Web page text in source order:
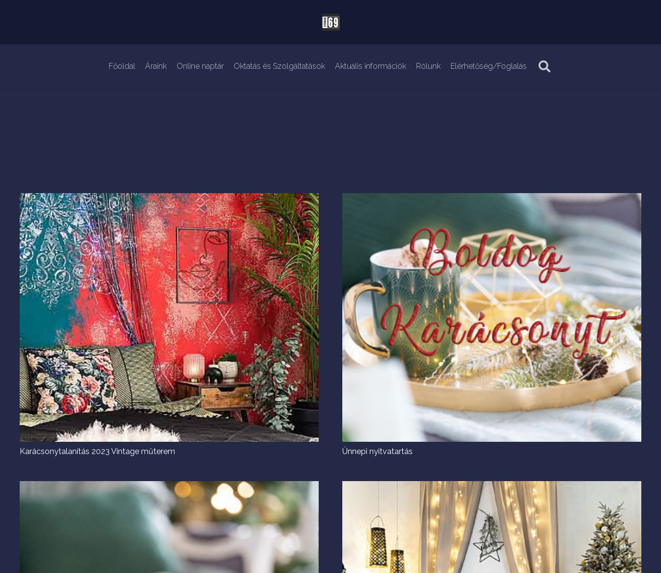
Főoldal Áraink Online naptár Oktatás és Szolgáltatások Aktuális információk Rólunk Elérhetőség/Foglalás
Karácsonytalanítás 2023 Vintage műterem Ünnepi nyitvatartás